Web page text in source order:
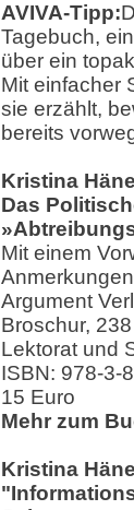
AVIVA-Tipp:
Tagebuch,
über ein
Mit einfacher
sie erzählt,
bereits
Kristina Hänel
Das
Mit einem
Argument
Broschur,
Lektorat und
ISBN: 978-3-
15 Euro
Mehr zum
Kristina